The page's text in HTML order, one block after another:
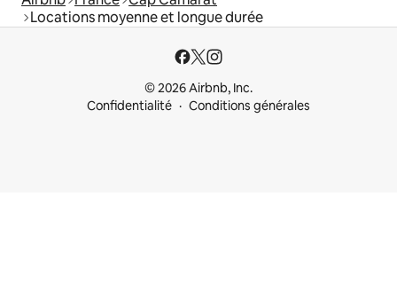
Locations moyenne et longue durée
© 2026 Airbnb, Inc.
Confidentialité
Conditions générales